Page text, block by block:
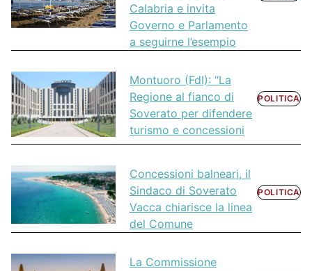
Calabria e invita
Governo e Parlamento
a seguirne l’esempio
Montuoro (FdI): “La
Regione al fianco di
Soverato per difendere
turismo e concessioni
POLITICA
Concessioni balneari, il
Sindaco di Soverato
Vacca chiarisce la linea
del Comune
POLITICA
La Commissione